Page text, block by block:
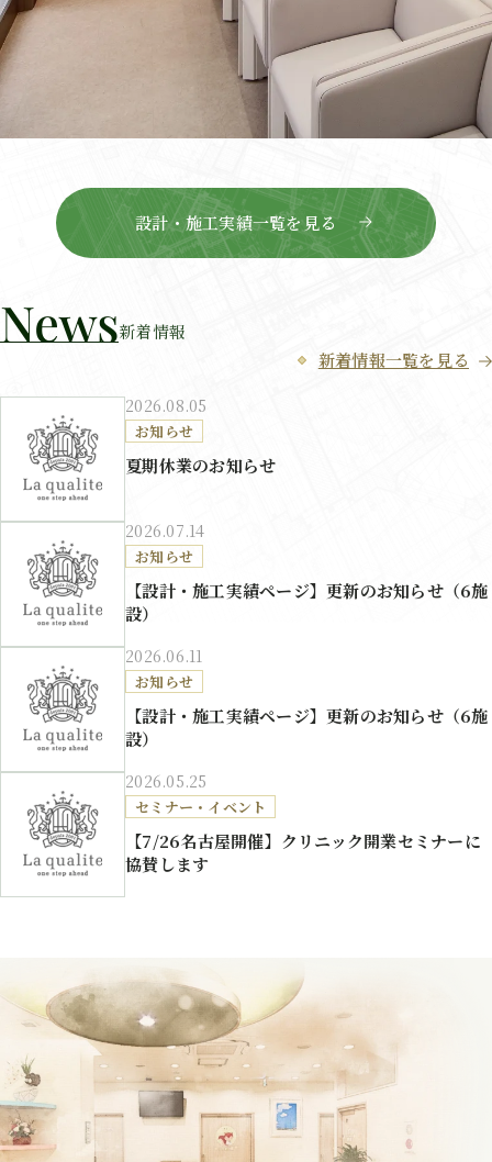
設計・施工実績一覧を見る
新着情報
新着情報一覧を見る
2026.08.05
お知らせ
夏期休業のお知らせ
2026.07.14
お知らせ
【設計・施工実績ページ】更新のお知らせ（6施
設）
2026.06.11
お知らせ
【設計・施工実績ページ】更新のお知らせ（6施
設）
2026.05.25
セミナー・イベント
【7/26名古屋開催】クリニック開業セミナーに
協賛します